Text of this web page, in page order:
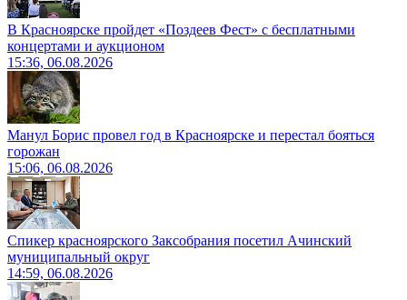
В Красноярске пройдет «Поздеев Фест» с бесплатными
концертами и аукционом
15:36, 06.08.2026
Манул Борис провел год в Красноярске и перестал бояться
горожан
15:06, 06.08.2026
Спикер красноярского Заксобрания посетил Ачинский
муниципальный округ
14:59, 06.08.2026